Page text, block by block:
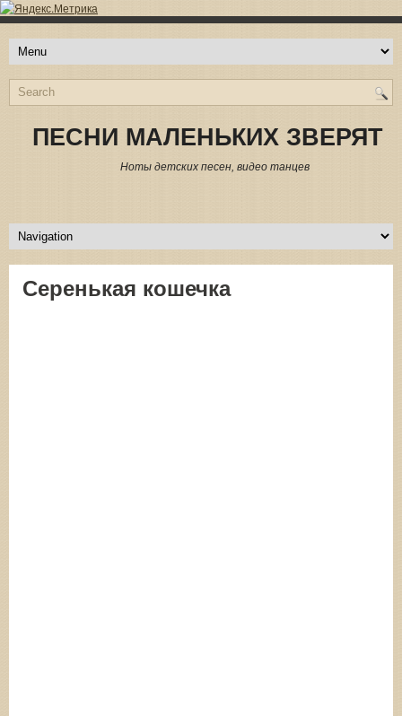
ПЕСНИ МАЛЕНЬКИХ ЗВЕРЯТ
Ноты детских песен, видео танцев
Серенькая кошечка